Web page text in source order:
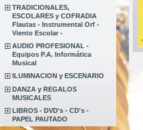
TRADICIONALES,
ESCOLARES y COFRADIA
Flautas - Instrumental Orf -
Viento Escolar -
AUDIO PROFESIONAL -
Equipos P.A. Informática
Musical
ILUMINACION y ESCENARIO
DANZA y REGALOS
MUSICALES
LIBROS - DVD's - CD's -
PAPEL PAUTADO